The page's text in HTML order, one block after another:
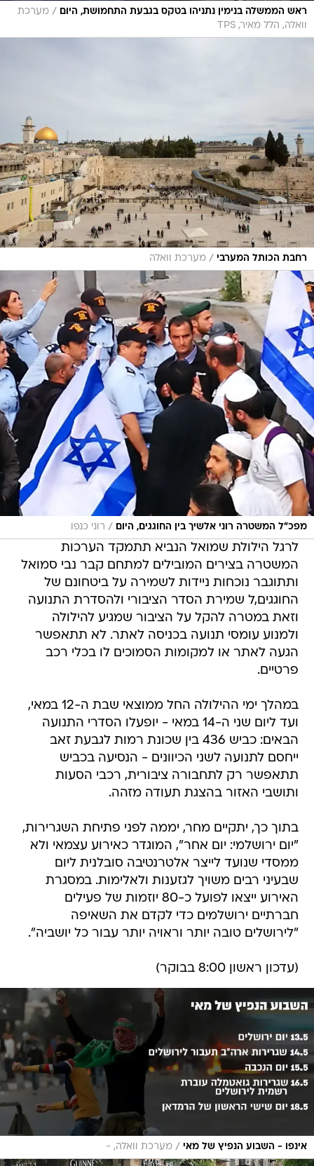
ראש הממשלה בנימין נתניהו בטקס בגבעת התחמושת, היום / מערכת
וואלה, הלל מאיר, TPS
רחבת הכותל המערבי / מערכת וואלה
מפכ"ל המשטרה רוני אלשיך בין החוגגים, היום / רוני כנפו
לרגל הילולת שמואל הנביא תתמקד הערכות
המשטרה בצירים המובילים למתחם קבר נבי סמואל
ותתוגבר נוכחות ניידות לשמירה על ביטחונם של
החוגגים,ל שמירת הסדר הציבורי ולהסדרת התנועה
וזאת במטרה להקל על הציבור שמגיע להילולה
ולמנוע עומסי תנועה בכניסה לאתר. לא תתאפשר
הגעה לאתר או למקומות הסמוכים לו בכלי רכב
פרטיים.
במהלך ימי ההילולה החל ממוצאי שבת ה-12 במאי,
ועד ליום שני ה-14 במאי - יופעלו הסדרי התנועה
הבאים: כביש 436 בין שכונת רמות לגבעת זאב
ייחסם לתנועה לשני הכיוונים - הנסיעה בכביש
תתאפשר רק לתחבורה ציבורית, רכבי הסעות
ותושבי האזור בהצגת תעודה מזהה.
בתוך כך, יתקיים מחר, יממה לפני פתיחת השגרירות,
"יום ירושלמי: יום אחר", המוגדר כאירוע עצמאי ולא
ממסדי שנועד לייצר אלטרנטיבה סובלנית ליום
שבעיני רבים משויך לגזענות ולאלימות. במסגרת
האירוע ייצאו לפועל כ-80 יוזמות של פעילים
חברתיים ירושלמים כדי לקדם את השאיפה
"לירושלים טובה יותר וראויה יותר עבור כל יושביה".
(עדכון ראשון 8:00 בבוקר)
אינפו - השבוע הנפיץ של מאי / מערכת וואלה, -